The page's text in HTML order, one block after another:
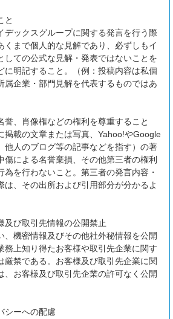
と
デックスグループに関する発言を行う際
くまで個人的な見解であり、必ずしもイ
しての公式な見解・発表ではないことを
に明記すること。（例：投稿内容は私個
属企業・部門見解を代表するものではあ
誉、肖像権などの権利を尊重すること
掲載の文章または写真、Yahoo!やGoogle
他人のブログ等の記事などを指す）の著
傷による名誉棄損、その他第三者の権利
為を行わないこと。第三者の発言内容・
は、その出所および引用部分が分かるよ
及び取引先情報の公開禁止
、機密情報及びその他社外秘情報を公開
務上知り得たお客様や取引先企業に関す
厳禁である。お客様及び取引先企業に関
、お客様及び取引先企業の許可なく公開
シーへの配慮